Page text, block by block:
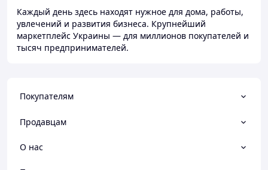
Каждый день здесь находят нужное для дома, работы,
увлечений и развития бизнеса. Крупнейший
маркетплейс Украины — для миллионов покупателей и
тысяч предпринимателей.
Покупателям
Продавцам
О нас